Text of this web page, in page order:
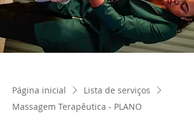
Página inicial
Lista de serviços
Massagem Terapêutica - PLANO